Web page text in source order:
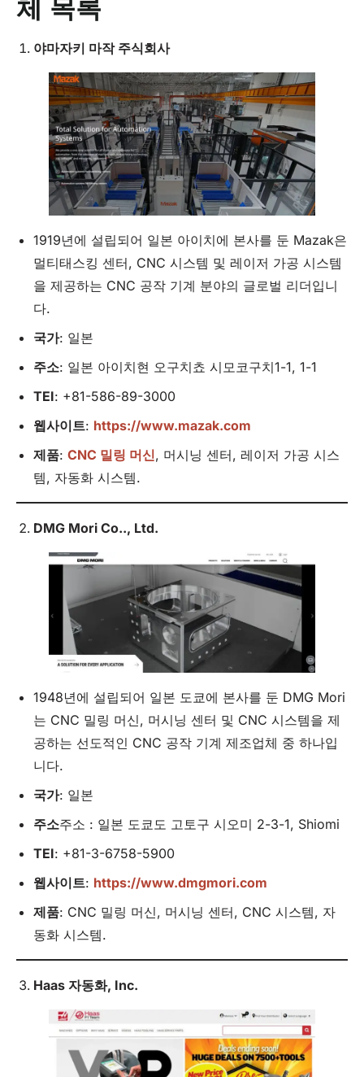
체 목록
야마자키 마작 주식회사
1919년에 설립되어 일본 아이치에 본사를 둔 Mazak은
멀티태스킹 센터, CNC 시스템 및 레이저 가공 시스템
을 제공하는 CNC 공작 기계 분야의 글로벌 리더입니
다.
국가: 일본
주소: 일본 아이치현 오구치쵸 시모코구치1-1, 1-1
TEI: +81-586-89-3000
웹사이트: https://www.mazak.com
제품: CNC 밀링 머신, 머시닝 센터, 레이저 가공 시스
템, 자동화 시스템.
DMG Mori Co.., Ltd.
1948년에 설립되어 일본 도쿄에 본사를 둔 DMG Mori
는 CNC 밀링 머신, 머시닝 센터 및 CNC 시스템을 제
공하는 선도적인 CNC 공작 기계 제조업체 중 하나입
니다.
국가: 일본
주소주소 : 일본 도쿄도 고토구 시오미 2-3-1, Shiomi
TEI: +81-3-6758-5900
웹사이트: https://www.dmgmori.com
제품: CNC 밀링 머신, 머시닝 센터, CNC 시스템, 자
동화 시스템.
Haas 자동화, Inc.